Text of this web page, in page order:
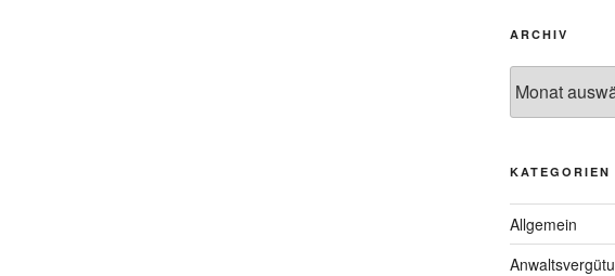
ARCHIV
KATEGORIEN
Allgemein